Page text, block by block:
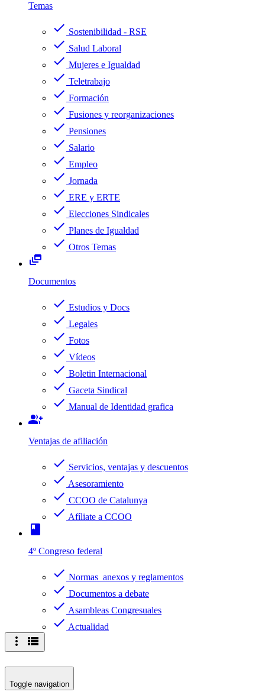
Temas
check Sostenibilidad - RSE
check Salud Laboral
check Mujeres e Igualdad
check Teletrabajo
check Formación
check Fusiones y reorganizaciones
check Pensiones
check Salario
check Empleo
check Jornada
check ERE y ERTE
check Elecciones Sindicales
check Planes de Igualdad
check Otros Temas
dynamic_feed
Documentos
check Estudios y Docs
check Legales
check Fotos
check Vídeos
check Boletin Internacional
check Gaceta Sindical
check Manual de Identidad grafica
group_add
Ventajas de afiliación
check Servicios, ventajas y descuentos
check Asesoramiento
check CCOO de Catalunya
check Afíliate a CCOO
book
4º Congreso federal
check Normas anexos y reglamentos
check Documentos a debate
check Asambleas Congresuales
check Actualidad
more_vert view_list
Toggle navigation